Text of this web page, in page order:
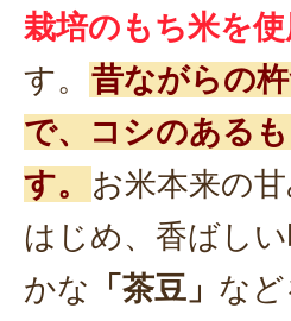
栽培のもち米を
す。 昔ながらの
で、コシのある
す。
お米本来の
はじめ、香ばし
かな 「茶豆」 な